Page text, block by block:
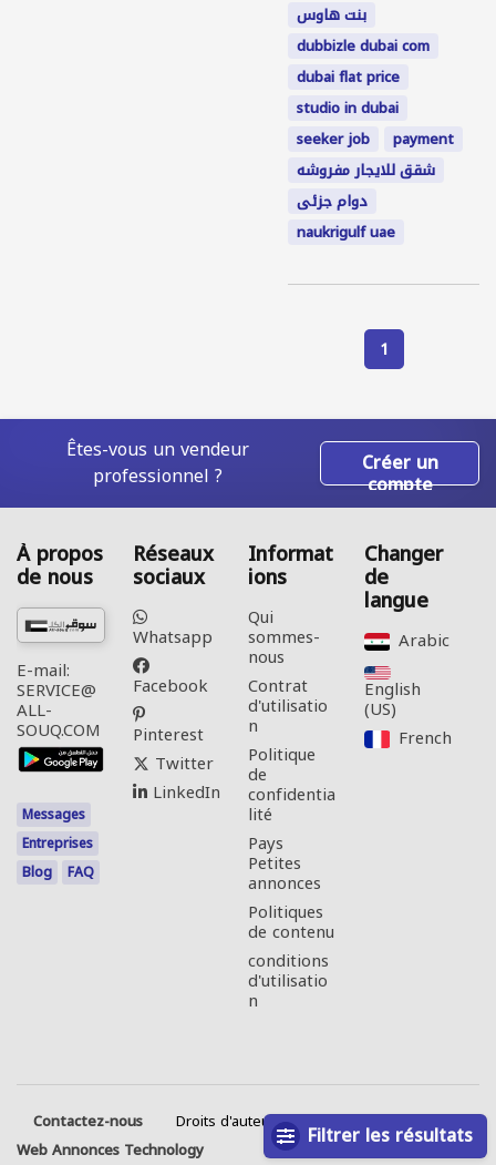
Filtrer les résultats
بنت هاوس
dubbizle dubai com
dubai flat price
studio in dubai
seeker job
payment
شقق للايجار مفروشه
دوام جزئى
naukrigulf uae
1
Êtes-vous un vendeur
professionnel ? Créer un
compte
À propos
de nous
E-mail:
SERVICE@
ALL-
SOUQ.COM
Messages
Entreprises
Blog
FAQ
Réseaux
sociaux
Whatsapp
Facebook
Pinterest
Twitter
LinkedIn
Informat
ions
Qui
sommes-
nous
Contrat
d'utilisatio
n
Politique
de
confidentia
lité
Pays
Petites
annonces
Politiques
de contenu
conditions
d'utilisatio
n
Changer
de
langue
Arabic‎
English
(US)‎
French‎
Contactez-nous
Droits d'auteur © 2026 Tous droits réservés.
Web Annonces Technology